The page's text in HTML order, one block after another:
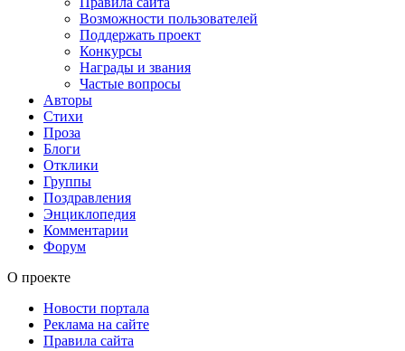
Возможности пользователей
Поддержать проект
Конкурсы
Награды и звания
Частые вопросы
Авторы
Стихи
Проза
Блоги
Отклики
Группы
Поздравления
Энциклопедия
Комментарии
Форум
О проекте
Новости портала
Реклама на сайте
Правила сайта